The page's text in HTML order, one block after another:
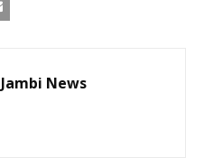
Jambi News